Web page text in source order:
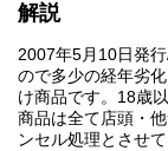
解説
2007年5月10日発
ので多少の経年劣
け商品です。18歳
商品は全て店頭・
ンセル処理とさせ